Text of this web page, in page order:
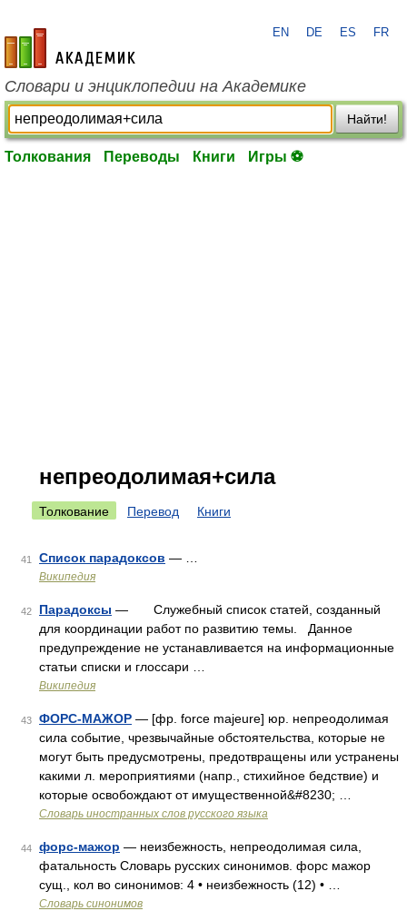
academic.ru
EN DE ES FR
Словари и энциклопедии на Академике
Найти!
Толкования Переводы Книги Игры ⚽
непреодолимая+сила
Толкование Перевод Книги
41 Список парадоксов — …
Википедия
42 Парадоксы — Служебный список статей, созданный
для координации работ по развитию темы. Данное
предупреждение не устанавливается на информационные
статьи списки и глоссари …
Википедия
43 ФОРС-МАЖОР — [фр. force majeure] юр. непреодолимая
сила событие, чрезвычайные обстоятельства, которые не
могут быть предусмотрены, предотвращены или устранены
какими л. мероприятиями (напр., стихийное бедствие) и
которые освобождают от имущественной&#8230; …
Словарь иностранных слов русского языка
44 форс-мажор — неизбежность, непреодолимая сила,
фатальность Словарь русских синонимов. форс мажор
сущ., кол во синонимов: 4 • неизбежность (12) • …
Словарь синонимов